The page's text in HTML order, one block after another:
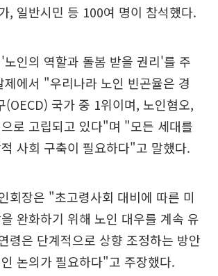
, 일반시민 등 100여 명이 참석했다.
인의 역할과 돌봄 받을 권리'를 주
에서 "우리나라 노인 빈곤율은 경
(OECD) 국가 중 1위이며, 노인혐오,
로 고립되고 있다"며 "모든 세대를
사회 구축이 필요하다"고 말했다.
회장은 "초고령사회 대비에 따른 미
완화하기 위해 노인 대우를 계속 유
령은 단계적으로 상향 조정하는 방안
논의가 필요하다"고 주장했다.